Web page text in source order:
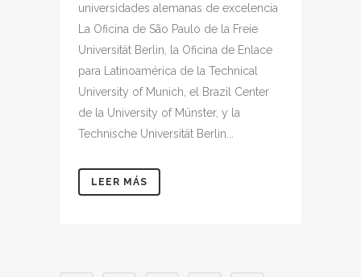
universidades alemanas de excelencia
La Oficina de São Paulo de la Freie
Universität Berlin, la Oficina de Enlace
para Latinoamérica de la Technical
University of Munich, el Brazil Center
de la University of Münster, y la
Technische Universität Berlin...
LEER MÁS